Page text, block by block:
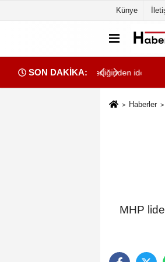
Künye
SON DAKİKA:
'a örgüt liderliğinden iddianame 08:28
Haberler
MHP